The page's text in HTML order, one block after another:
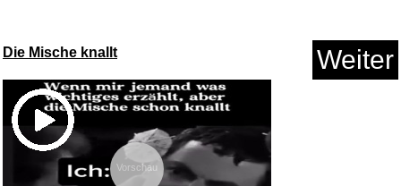
Die Mische knallt Weiter
Vorschau